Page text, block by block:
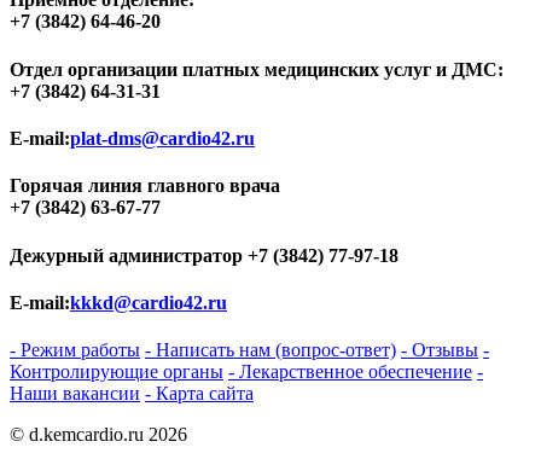
+7 (3842) 64-46-20
Отдел организации платных медицинских услуг и ДМС:
+7 (3842) 64-31-31
E-mail:plat-dms@cardio42.ru
Горячая линия главного врача
+7 (3842) 63-67-77
Дежурный администратор +7 (3842) 77-97-18
E-mail:kkkd@cardio42.ru
- Режим работы - Написать нам (вопрос-ответ) - Отзывы -
Контролирующие органы - Лекарственное обеспечение -
Наши вакансии - Карта сайта
© d.kemcardio.ru 2026